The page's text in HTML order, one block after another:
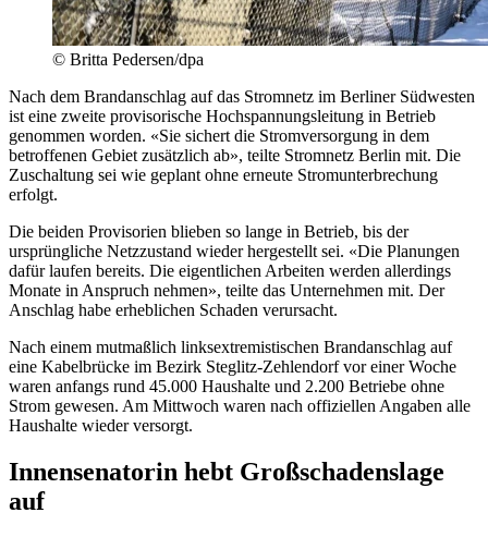
© Britta Pedersen/dpa
Nach dem Brandanschlag auf das Stromnetz im Berliner Südwesten
ist eine zweite provisorische Hochspannungsleitung in Betrieb
genommen worden. «Sie sichert die Stromversorgung in dem
betroffenen Gebiet zusätzlich ab», teilte Stromnetz Berlin mit. Die
Zuschaltung sei wie geplant ohne erneute Stromunterbrechung
erfolgt.
Die beiden Provisorien blieben so lange in Betrieb, bis der
ursprüngliche Netzzustand wieder hergestellt sei. «Die Planungen
dafür laufen bereits. Die eigentlichen Arbeiten werden allerdings
Monate in Anspruch nehmen», teilte das Unternehmen mit. Der
Anschlag habe erheblichen Schaden verursacht.
Nach einem mutmaßlich linksextremistischen Brandanschlag auf
eine Kabelbrücke im Bezirk Steglitz-Zehlendorf vor einer Woche
waren anfangs rund 45.000 Haushalte und 2.200 Betriebe ohne
Strom gewesen. Am Mittwoch waren nach offiziellen Angaben alle
Haushalte wieder versorgt.
Innensenatorin hebt Großschadenslage
auf